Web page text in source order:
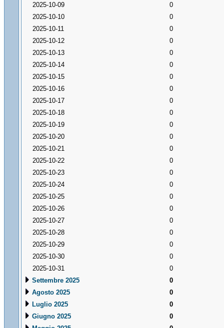
2025-10-09
0
2025-10-10
0
2025-10-11
0
2025-10-12
0
2025-10-13
0
2025-10-14
0
2025-10-15
0
2025-10-16
0
2025-10-17
0
2025-10-18
0
2025-10-19
0
2025-10-20
0
2025-10-21
0
2025-10-22
0
2025-10-23
0
2025-10-24
0
2025-10-25
0
2025-10-26
0
2025-10-27
0
2025-10-28
0
2025-10-29
0
2025-10-30
0
2025-10-31
0
Settembre 2025
0
Agosto 2025
0
Luglio 2025
0
Giugno 2025
0